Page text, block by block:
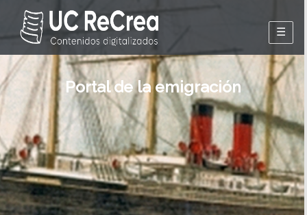
Presentación
Libros de
embarque
Buscador de
pasajeros
Periodicos
Embarcados
Portal de la emigración